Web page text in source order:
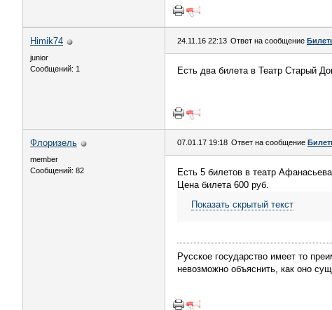
Himik74
junior
Сообщений: 1
24.11.16 22:13 Ответ на сообщение
Есть два билета в Театр Старый
Флоризель
member
Сообщений: 82
07.01.17 19:18 Ответ на сообщение
Есть 5 билетов в театр
Цена билета 600 руб.
Показать скрытый текст
Русское государство имеет то
невозможно объяснить, как оно